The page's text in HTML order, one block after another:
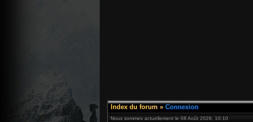
Index du forum » Connexion
Nous sommes actuellement le 08 Août 2026, 10:10